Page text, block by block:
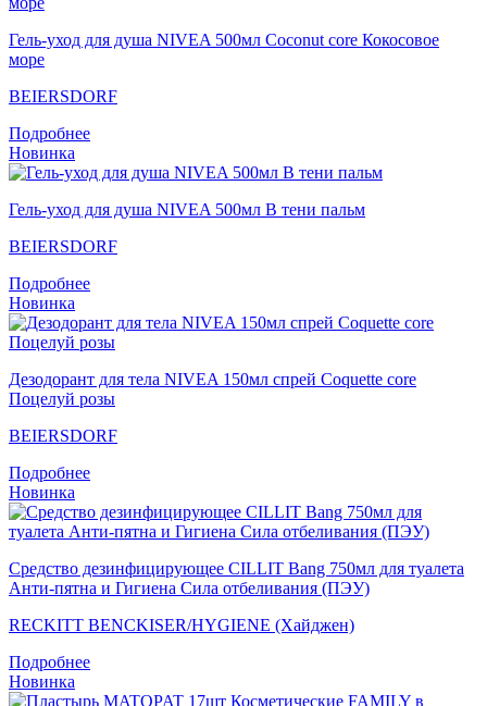
Гель-уход для душа NIVEA 500мл Coconut core Кокосовое
море
BEIERSDORF
Подробнее
Новинка
Гель-уход для душа NIVEA 500мл В тени пальм
BEIERSDORF
Подробнее
Новинка
Дезодорант для тела NIVEA 150мл спрей Coquette core
Поцелуй розы
BEIERSDORF
Подробнее
Новинка
Средство дезинфицирующее CILLIT Bang 750мл для туалета
Анти-пятна и Гигиена Сила отбеливания (ПЭУ)
RECKITT BENCKISER/HYGIENE (Хайджен)
Подробнее
Новинка